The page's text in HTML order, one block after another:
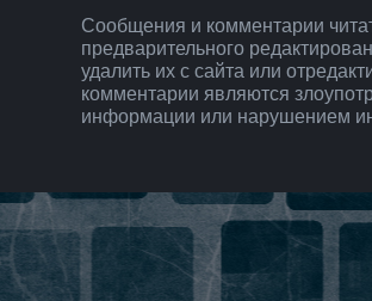
Сообщения и комментарии
предварительного
удалить их с сайта или
комментарии являются
информации или нарушением